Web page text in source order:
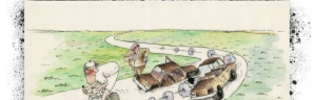
Kunigo, skulptoriaus Antano Rimavičiaus (1865–1933)
kryžiaus kelio stotys
Šiauliai istorijos šaltiniuose
Šiauliai istorijos šaltiniuose. II dalis